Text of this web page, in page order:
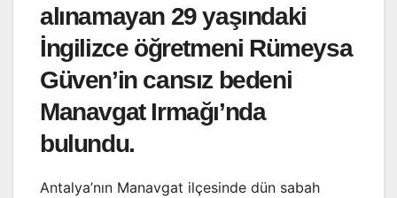
alınamayan 29 yaşındaki
İngilizce öğretmeni Rümeysa
Güven’in cansız bedeni
Manavgat Irmağı’nda
bulundu.
Antalya’nın Manavgat ilçesinde dün sabah